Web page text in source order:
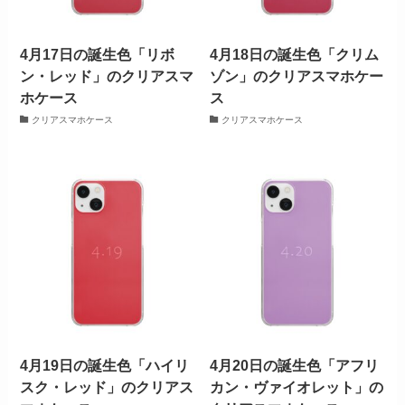
4月17日の誕生色「リボ
ン・レッド」のクリアスマ
ホケース
クリアスマホケース
4月18日の誕生色「クリム
ゾン」のクリアスマホケー
ス
クリアスマホケース
4月19日の誕生色「ハイリ
スク・レッド」のクリアス
4月20日の誕生色「アフリ
カン・ヴァイオレット」の